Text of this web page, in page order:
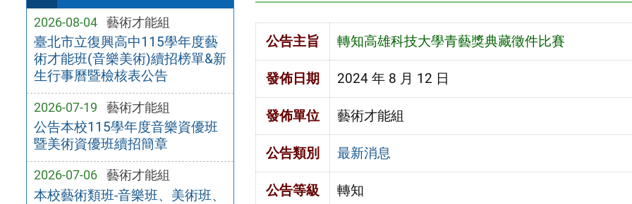
2026-08-04 藝術才能組
臺北市立復興高中115學年度藝
術才能班(音樂美術)續招榜單&新
生行事曆暨檢核表公告
2026-07-19 藝術才能組
公告本校115學年度音樂資優班
暨美術資優班續招簡章
2026-07-06 藝術才能組
本校藝術類班-音樂班、美術班、
公告主旨 轉知高雄科技大學青藝獎典藏徵件比賽
發佈日期 2024 年 8 月 12 日
發佈單位 藝術才能組
公告類別 最新消息
公告等級 轉知